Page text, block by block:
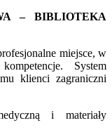
– BIBLIOTEKA
miejsce, w
System
klienci zagraniczni
i materiały